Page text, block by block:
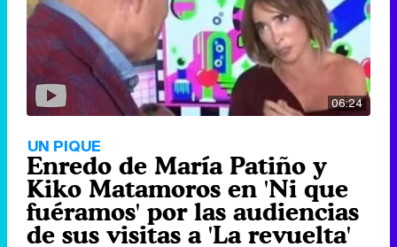
06:24
UN PIQUE
Enredo de María Patiño y
Kiko Matamoros en 'Ni que
fuéramos' por las audiencias
de sus visitas a 'La revuelta'